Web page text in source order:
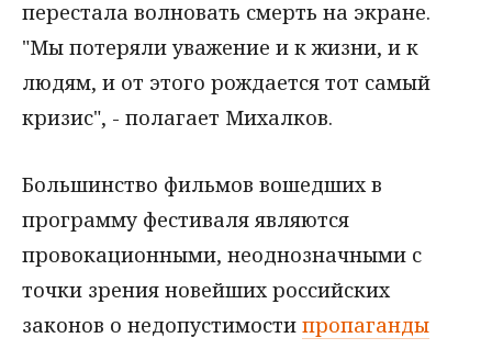
перестала волновать смерть на экране.
"Мы потеряли уважение и к жизни, и к
людям, и от этого рождается тот самый
кризис", - полагает Михалков.
Большинство фильмов вошедших в
программу фестиваля являются
провокационными, неоднозначными с
точки зрения новейших российских
законов о недопустимости пропаганды